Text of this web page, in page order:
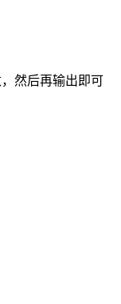
然后再输出即可